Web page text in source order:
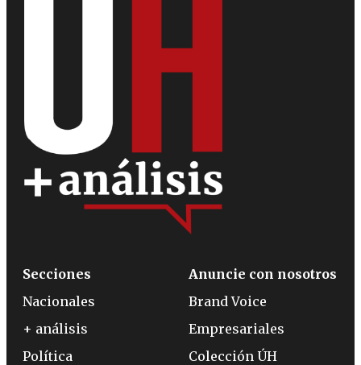
Secciones
Nacionales
+ análisis
Política
Anuncie con nosotros
Brand Voice
Empresariales
Colección ÚH